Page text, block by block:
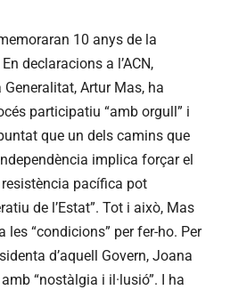
10 anys de la
declaracions a l’ACN,
Generalitat, Artur Mas, ha
participatiu “amb orgull” i
que un dels camins que
implica forçar el
resistència pacífica pot
de l’Estat”. Tot i això, Mas
les “condicions” per fer-ho. Per
d’aquell Govern, Joana
“nostàlgia i il·lusió”. I ha